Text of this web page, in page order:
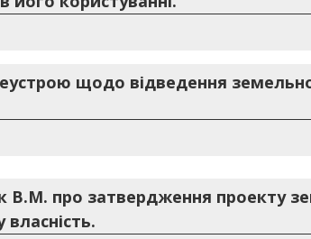
щодо відведення
В.М. про затвердження проекту
власність.